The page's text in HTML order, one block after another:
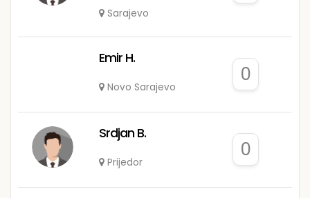
Sarajevo
Emir H.
Novo Sarajevo
0
Srdjan B.
Prijedor
0